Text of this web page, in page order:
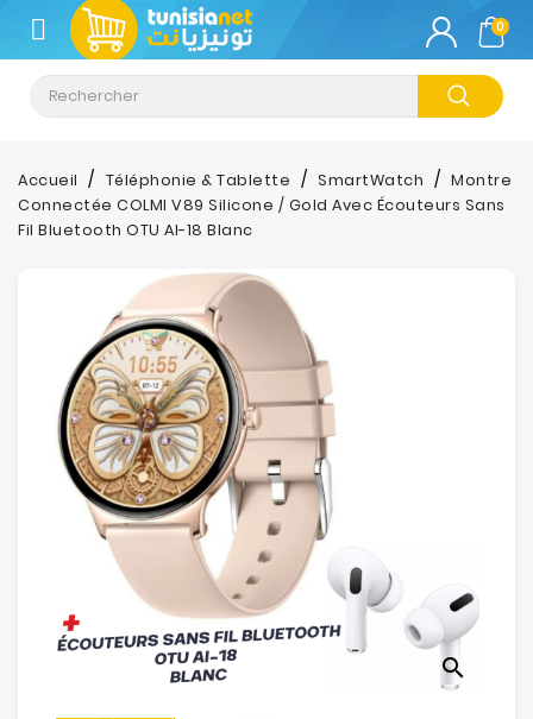
CATÉGORIE
Climatisation
Informatique
Téléphonie
Impression
Stockage
TV-
Son-
Photos
Electroménager
Bureautique
0
Accueil Téléphonie & Tablette SmartWatch
Montre
Connectée COLMI V89 Silicone / Gold Avec Écouteurs Sans
Fil Bluetooth OTU AI-18 Blanc
search